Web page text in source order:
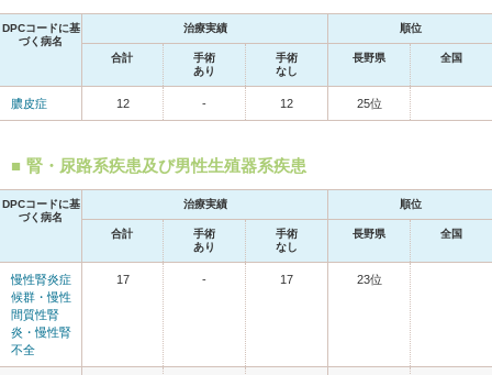
DPCコードに基
づく病名
治療実績 順位
合計
手術
あり
手術
なし
長野県 全国
膿皮症 12 - 12 25位
腎・尿路系疾患及び男性生殖器系疾患
DPCコードに基
づく病名
治療実績 順位
合計
手術
あり
手術
なし
長野県 全国
慢性腎炎症
候群・慢性
間質性腎
炎・慢性腎
不全
17 - 17 23位